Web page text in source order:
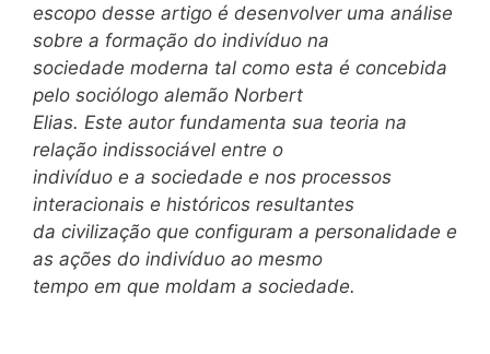
escopo desse artigo é desenvolver uma análise
sobre a formação do indivíduo na
sociedade moderna tal como esta é concebida
pelo sociólogo alemão Norbert
Elias. Este autor fundamenta sua teoria na
relação indissociável entre o
indivíduo e a sociedade e nos processos
interacionais e históricos resultantes
da civilização que configuram a personalidade e
as ações do indivíduo ao mesmo
tempo em que moldam a sociedade.